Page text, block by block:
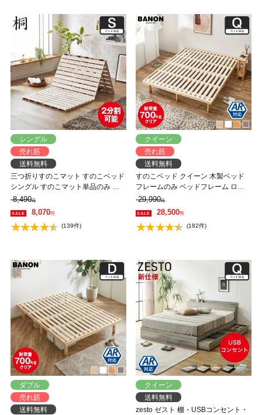
シングル
売れ筋
送料無料
三つ折りすのこマット すのこベッド
シングル すのこマット単品のみ 木
製 桐 二分割可能 完成品 低ホルムア
ルデヒド 布団が干せる
8,490円
8,070円
(139件)
クイーン
売れ筋
送料無料
すのこベッド クイーン 木製ベッド
フレームのみ ベッドフレーム ロー
ベッド 高さ調整 組立簡単 ヘッドレ
ス 一人暮らし 北欧 低ホルムアルデ
ヒド バノン【AR】 【大型家具配
送】
29,990円
28,500円
(182件)
ダブル
売れ筋
送料無料
クイーン
送料無料
zesto ゼスト 棚・USBコンセント・